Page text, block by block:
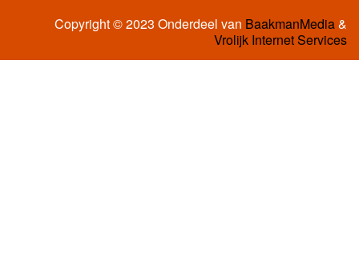
Copyright © 2023 Onderdeel van BaakmanMedia&
Vrolijk Internet Services